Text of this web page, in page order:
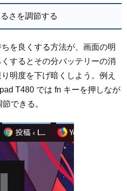
さを調節する
を良くする方法が、画面の明
するとその分バッテリーの消
明度を下げ暗くしよう。例え
T480 では fn キーを押しなが
できる。